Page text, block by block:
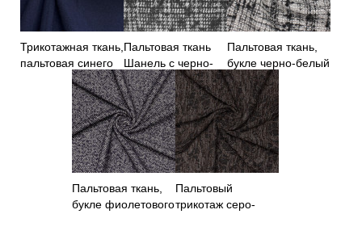
Трикотажная ткань,
пальтовая синего
Пальтовая ткань
Шанель с черно-
белым узором
Пальтовая ткань,
букле черно-белый
принт
Пальтовая ткань,
букле фиолетового
Пальтовый
трикотаж серо-